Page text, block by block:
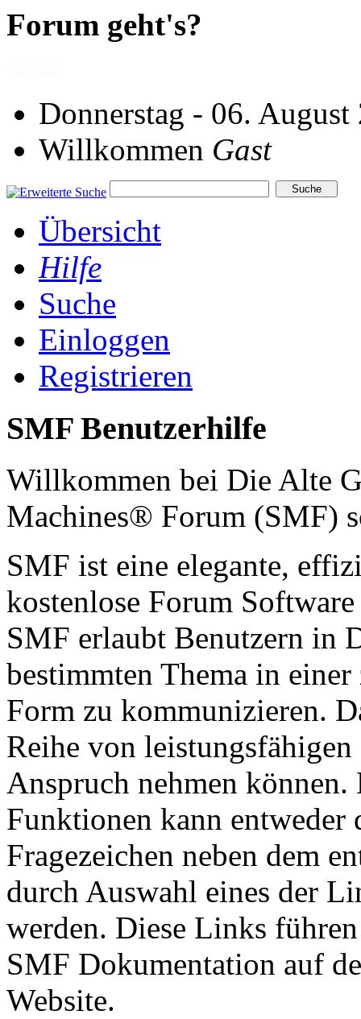
Forum geht's?
Donnerstag - 06.
Willkommen Gast
Übersicht
Hilfe
Suche
Einloggen
Registrieren
SMF Benutzerhilfe
Willkommen bei Die Alte
Machines® Forum (SMF)
SMF ist eine elegante,
kostenlose Forum
SMF erlaubt Benutzern in
bestimmten Thema in
Form zu kommunizieren.
Reihe von
Anspruch nehmen
Funktionen kann
Fragezeichen neben dem
durch Auswahl eines der
werden. Diese Links
SMF Dokumentation auf
Website.